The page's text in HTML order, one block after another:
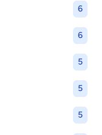
6
6
5
5
5